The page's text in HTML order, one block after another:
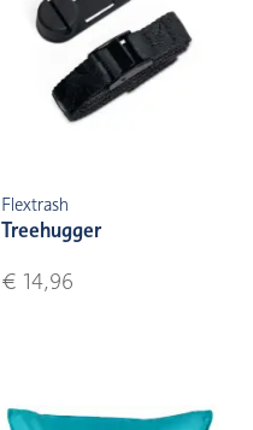
Flextrash
Treehugger
€ 14,96